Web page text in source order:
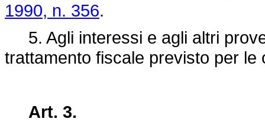
1990, n. 356.
5. Agli interessi e agli altri
trattamento fiscale previsto per le
Art. 3.